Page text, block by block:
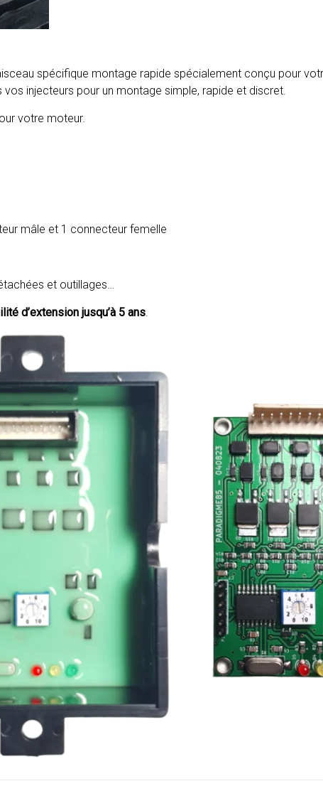
spécifique montage rapide spécialement conçu pour
vos injecteurs pour un montage simple, rapide et discret.
votre moteur.
mâle et 1 connecteur femelle
et outillages…
d’extension jusqu’à 5 ans.